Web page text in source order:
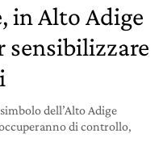
in Alto Adige
dell’Alto Adige
di controllo,